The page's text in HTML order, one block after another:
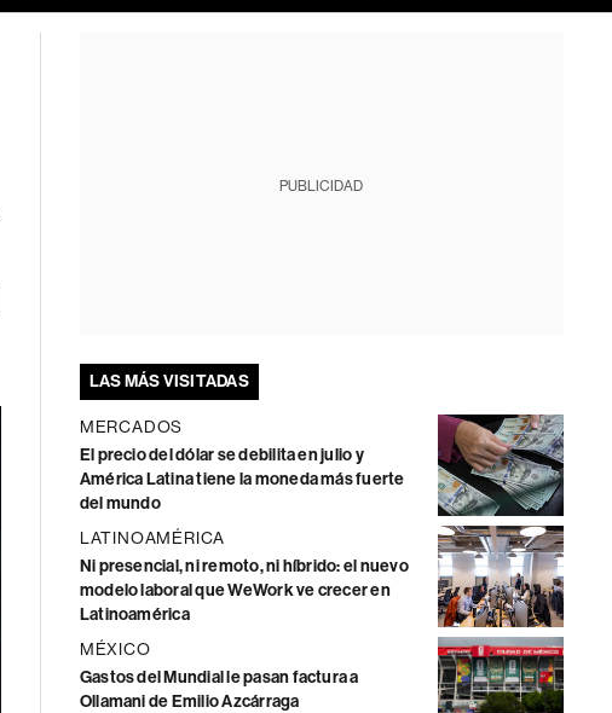
PUBLICIDAD
LAS MÁS VISITADAS
MERCADOS
El precio del dólar se debilita en julio y
América Latina tiene la moneda más fuerte
del mundo
LATINOAMÉRICA
Ni presencial, ni remoto, ni híbrido: el nuevo
modelo laboral que WeWork ve crecer en
Latinoamérica
MÉXICO
Gastos del Mundial le pasan factura a
Ollamani de Emilio Azcárraga